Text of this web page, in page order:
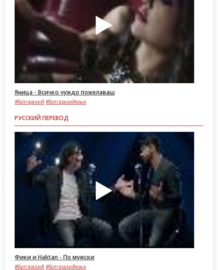
Яница - Всичко чуждо пожелаваш
#болгарский #болгарскийязык
РУССКИЙ ПЕРЕВОД
Фики и Haktan - По мужски
#болгарский #болгарскийязык